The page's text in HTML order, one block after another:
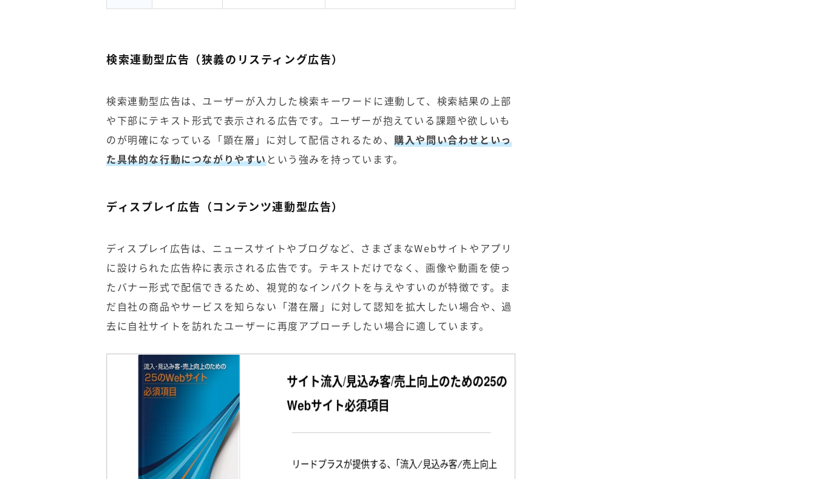
検索連動型広告（狭義のリスティング広告）
検索連動型広告は、ユーザーが入力した検索キーワードに連動して、検索結果の上部
や下部にテキスト形式で表示される広告です。ユーザーが抱えている課題や欲しいも
のが明確になっている「顕在層」に対して配信されるため、購入や問い合わせといっ
た具体的な行動につながりやすいという強みを持っています。
ディスプレイ広告（コンテンツ連動型広告）
ディスプレイ広告は、ニュースサイトやブログなど、さまざまなWebサイトやアプリ
に設けられた広告枠に表示される広告です。テキストだけでなく、画像や動画を使っ
たバナー形式で配信できるため、視覚的なインパクトを与えやすいのが特徴です。ま
だ自社の商品やサービスを知らない「潜在層」に対して認知を拡大したい場合や、過
去に自社サイトを訪れたユーザーに再度アプローチしたい場合に適しています。